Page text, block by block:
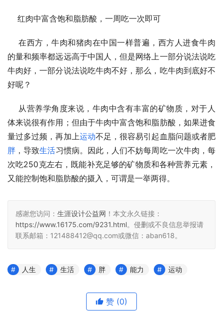
红肉中富含饱和脂肪酸，一周吃一次即可
在西方，牛肉和猪肉在中国一样普遍，西方人进食牛肉
的量和频率都远远高于中国人，但是网络上一部分说法说吃
牛肉好，一部分说法说吃牛肉不好，那么，吃牛肉到底好不
好呢？
从营养学角度来说，牛肉中含有丰富的矿物质，对于人
体来说很有作用；但由于牛肉中富含饱和脂肪酸，如果进食
量过多过频，再加上运动不足，很容易引起血脂问题或者肥
胖 ，导致生活习惯病。因此，人们不妨每周吃一次牛肉，每
次吃250克左右，既能补充足够的矿物质和各种营养元素，
又能控制饱和脂肪酸的摄入，可谓是一举两得。
感谢您访问： 生涯设计公益网 ！本文永久链接：
https://www.16175.com/9231.html。侵删或不良信息举报请
联系邮箱：121488412@qq.com或微信：aban618。
人生 生活 胖 能力 运动
赞 (0)